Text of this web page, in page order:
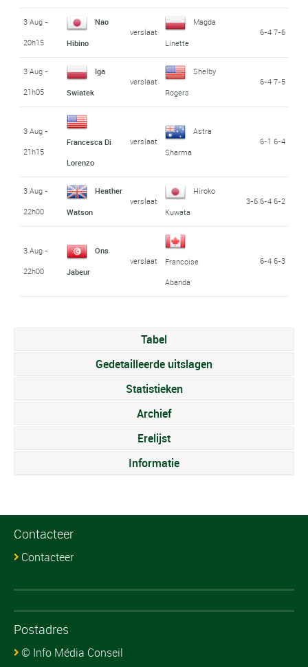
3 Aug -
20h15
Nao
Hibino
verslaat
Magda
Linette
6-4 7-6
3 Aug -
21h05
Iga
Swiatek
verslaat
Shelby
Rogers
6-4 7-5
3 Aug -
21h15
Francesca Di
Lorenzo
verslaat
Astra
Sharma
6-1 6-4
3 Aug -
22h00
Heather
Watson
verslaat
Hiroko
Kuwata
3-6 6-4 6-2
3 Aug -
22h00
Ons
Jabeur
verslaat
Francoise
Abanda
6-4 6-3
Tabel
Gedetailleerde uitslagen
Statistieken
Archief
Erelijst
Informatie
Contacteer
Contacteer
Postadres
© Info Média Conseil